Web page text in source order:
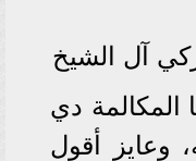
آل الشيخ
المكالمة دي
وعايز أقول